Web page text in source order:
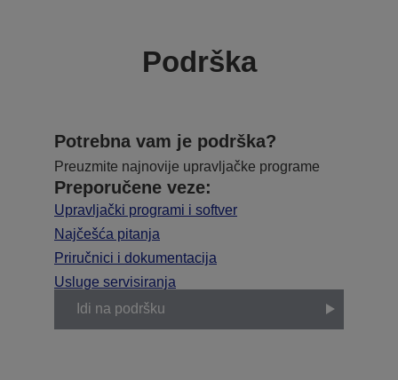
Podrška
Potrebna vam je podrška?
Preuzmite najnovije upravljačke programe
Preporučene veze:
Upravljački programi i softver
Najčešća pitanja
Priručnici i dokumentacija
Usluge servisiranja
Idi na podršku